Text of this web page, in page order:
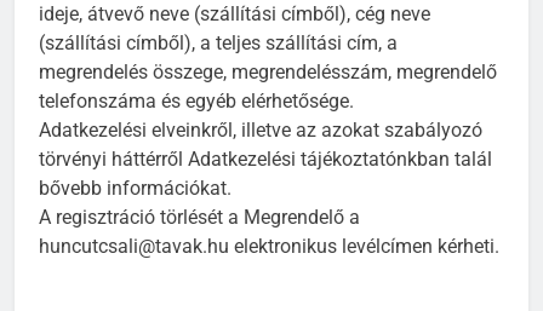
ideje, átvevő neve (szállítási címből), cég neve
(szállítási címből), a teljes szállítási cím, a
megrendelés összege, megrendelésszám, megrendelő
telefonszáma és egyéb elérhetősége.
Adatkezelési elveinkről, illetve az azokat szabályozó
törvényi háttérről Adatkezelési tájékoztatónkban talál
bővebb információkat.
A regisztráció törlését a Megrendelő a
huncutcsali@tavak.hu elektronikus levélcímen kérheti.